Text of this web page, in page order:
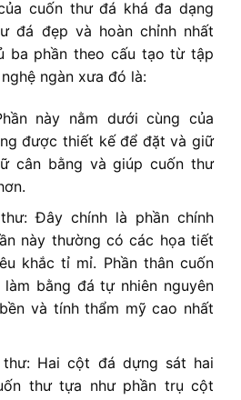
cuốn thư đá khá đa dạng
đá đẹp và hoàn chỉnh nhất
ba phần theo cấu tạo từ tập
ngàn xưa đó là:
này nằm dưới cùng của
được thiết kế để đặt và giữ
cân bằng và giúp cuốn thư
Đây chính là phần chính
này thường có các họa tiết
khắc tỉ mỉ. Phần thân cuốn
bằng đá tự nhiên nguyên
và tính thẩm mỹ cao nhất
thư: Hai cột đá dựng sát hai
thư tựa như phần trụ cột